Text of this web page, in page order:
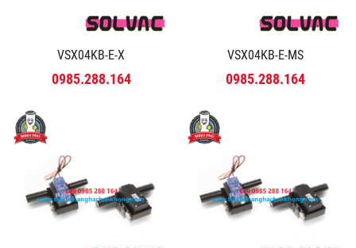
VSX04KB-E-X
0985.288.164
VSX04KB-E-MS
0985.288.164